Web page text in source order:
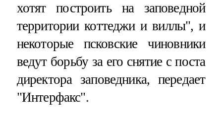
хотят построить на заповедной
территории коттеджи и виллы", и
некоторые псковские чиновники
ведут борьбу за его снятие с поста
директора заповедника, передает
"Интерфакс".